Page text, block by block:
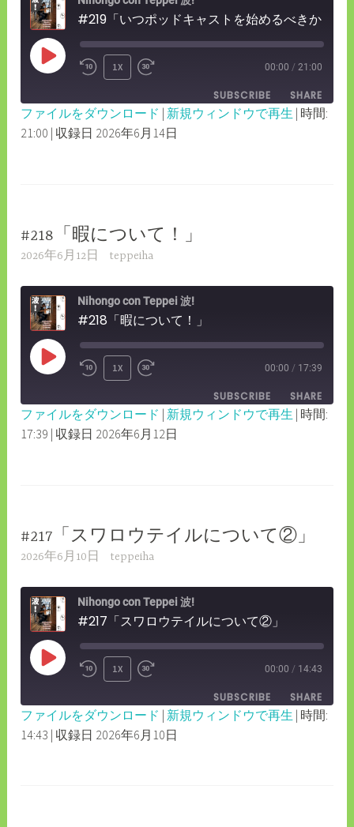
#219「いつポッドキャストを始めるべきか？」
PLAY
REWIND
10
SECONDS
1X
FAST
FORWARD
30
00:00 / 21:00
SUBSCRIBE SHARE
SHARE
ファイルをダウンロード | 新規ウィンドウで再生 | 時間:
21:00 | 収録日 2026年6月14日
#218「暇について！」
2026年6月12日 teppeiha
Nihongo con Teppei 波!
#218「暇について！」
PLAY
REWIND
10
SECONDS
1X
FAST
FORWARD
30
00:00 / 17:39
SUBSCRIBE SHARE
SHARE
ファイルをダウンロード | 新規ウィンドウで再生 | 時間:
17:39 | 収録日 2026年6月12日
#217「スワロウテイルについて②」
2026年6月10日 teppeiha
Nihongo con Teppei 波!
#217「スワロウテイルについて②」
PLAY
REWIND
10
SECONDS
1X
FAST
FORWARD
30
00:00 / 14:43
SUBSCRIBE SHARE
SHARE
ファイルをダウンロード | 新規ウィンドウで再生 | 時間:
14:43 | 収録日 2026年6月10日